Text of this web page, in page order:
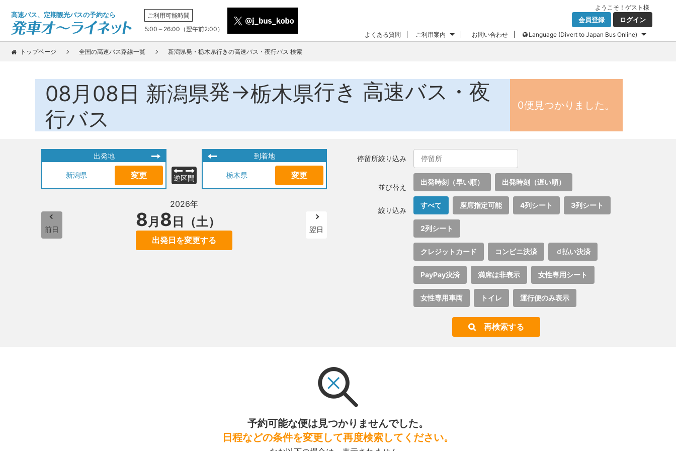
高速バス、定期観光バスの予約なら
ご利用可能時間
5:00～26:00（翌午前2:00）
ようこそ！ ゲスト 様
会員登録 ログイン
よくある質問 ご利用案内 お問い合わせ Language (Divert to Japan Bus Online)
トップページ 全国の高速バス路線一覧 新潟県発・栃木県行きの高速バス・夜行バス 検索
08月08日 新潟県発→栃木県行き 高速バス・夜
行バス
0便見つかりました。
出発地
新潟県 変更 逆区間
到着地
栃木県 変更
前日
2026年
8月 8 日（土）
出発日を変更する
翌日
停留所絞り込み
並び替え
出発時刻（早い順） 出発時刻（遅い順）
絞り込み
すべて 座席指定可能 4列シート 3列シート
2列シート
クレジットカード コンビニ決済 ｄ払い決済
PayPay決済 満席は非表示 女性専用シート
女性専用車両 トイレ 運行便のみ表示
再検索する
予約可能な便は見つかりませんでした。
日程などの条件を変更して再度検索してください。